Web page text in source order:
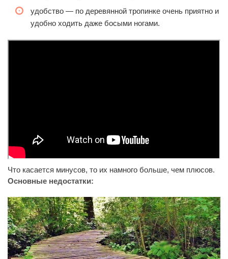
удобство — по деревянной тропинке очень приятно и
удобно ходить даже босыми ногами.
Что касается минусов, то их намного больше, чем плюсов.
Основные недостатки: